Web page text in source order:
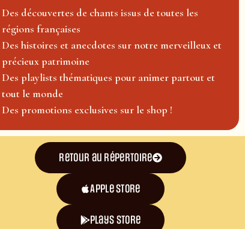
Des découvertes de chants issus de toutes les
régions françaises
Des histoires et anecdotes sur notre merveilleux et
précieux patrimoine
Des playlists thématiques pour animer partout et
tout le monde
Des promotions exclusives sur le shop !
Retour au répertoire
Apple Store
plays store